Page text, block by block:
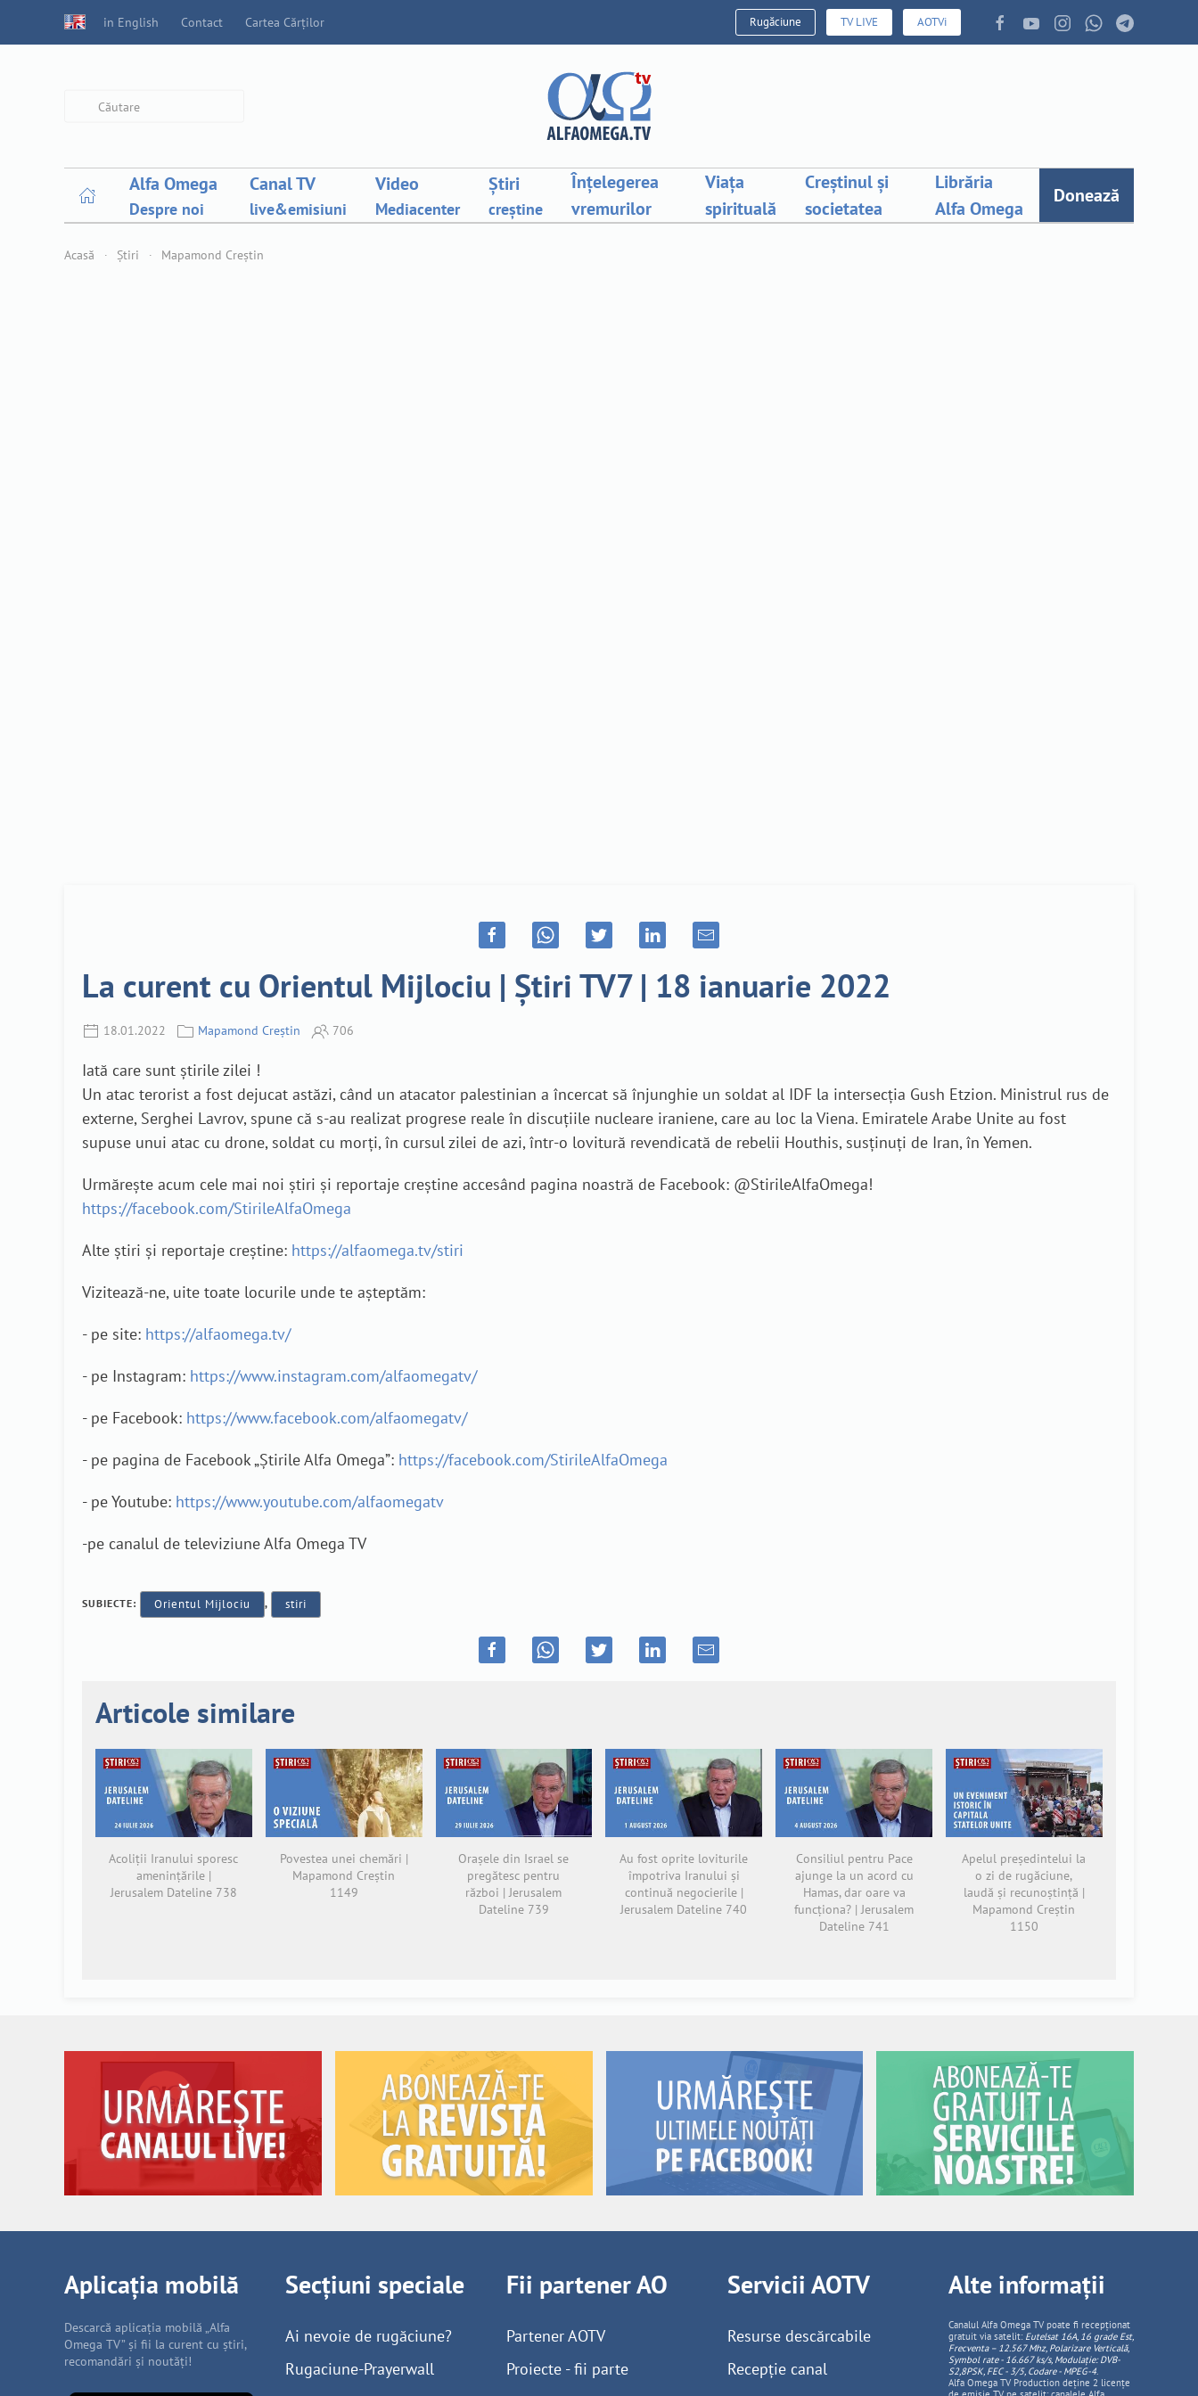
in English Contact Cartea Cărților Rugăciune TV LIVE AOTVi
Alfa Omega
Despre noi
Canal TV
live&emisiuni
Video
Mediacenter
Știri
creștine
Înțelegerea
vremurilor
Viața
spirituală
Creștinul și
societatea
Librăria
Alfa Omega
Donează
Acasă Știri Mapamond Creștin
La curent cu Orientul Mijlociu | Știri TV7 | 18 ianuarie 2022
18.01.2022 Mapamond Creștin 706
Iată care sunt știrile zilei !
Un atac terorist a fost dejucat astăzi, când un atacator palestinian a încercat să înjunghie un soldat al IDF la intersecția Gush Etzion. Ministrul rus de
externe, Serghei Lavrov, spune că s-au realizat progrese reale în discuțiile nucleare iraniene, care au loc la Viena. Emiratele Arabe Unite au fost
supuse unui atac cu drone, soldat cu morți, în cursul zilei de azi, într-o lovitură revendicată de rebelii Houthis, susținuți de Iran, în Yemen.
Urmărește acum cele mai noi știri și reportaje creștine accesând pagina noastră de Facebook: @StirileAlfaOmega!
https://facebook.com/StirileAlfaOmega
Alte știri și reportaje creștine: https://alfaomega.tv/stiri
Vizitează-ne, uite toate locurile unde te așteptăm:
- pe site: https://alfaomega.tv/
- pe Instagram: https://www.instagram.com/alfaomegatv/
- pe Facebook: https://www.facebook.com/alfaomegatv/
- pe pagina de Facebook „Știrile Alfa Omega”: https://facebook.com/StirileAlfaOmega
- pe Youtube: https://www.youtube.com/alfaomegatv
-pe canalul de televiziune Alfa Omega TV
SUBIECTE: Orientul Mijlociu , stiri
Articole similare
Acoliții Iranului sporesc
amenințările |
Jerusalem Dateline 738
Povestea unei chemări |
Mapamond Creștin
1149
Orașele din Israel se
pregătesc pentru
război | Jerusalem
Dateline 739
Au fost oprite loviturile
împotriva Iranului și
continuă negocierile |
Jerusalem Dateline 740
Consiliul pentru Pace
ajunge la un acord cu
Hamas, dar oare va
funcționa? | Jerusalem
Dateline 741
Apelul președintelui la
o zi de rugăciune,
laudă și recunoștință |
Mapamond Creștin
1150
Aplicația mobilă
Descarcă aplicația mobilă „Alfa
Omega TV” și fii la curent cu știri,
recomandări și noutăți!
Secțiuni speciale
Ai nevoie de rugăciune?
Rugaciune-Prayerwall
Fii partener AO
Partener AOTV
Proiecte - fii parte
Servicii AOTV
Resurse descărcabile
Recepție canal
Alte informații
Canalul Alfa Omega TV poate fi recepționat
gratuit via satelit: Eutelsat 16A, 16 grade Est,
Frecventa – 12.567 Mhz, PolarizareVerticală,
Symbol rate - 16.667 ks/s, Modulație: DVB-
S2,8PSK, FEC - 3/5, Codare - MPEG-4.
Alfa Omega TV Production deține 2 licențe